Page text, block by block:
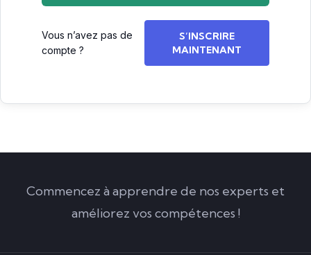
Vous n’avez pas de
compte ?
S’INSCRIRE
MAINTENANT
Commencez à apprendre de nos experts et
améliorez vos compétences !